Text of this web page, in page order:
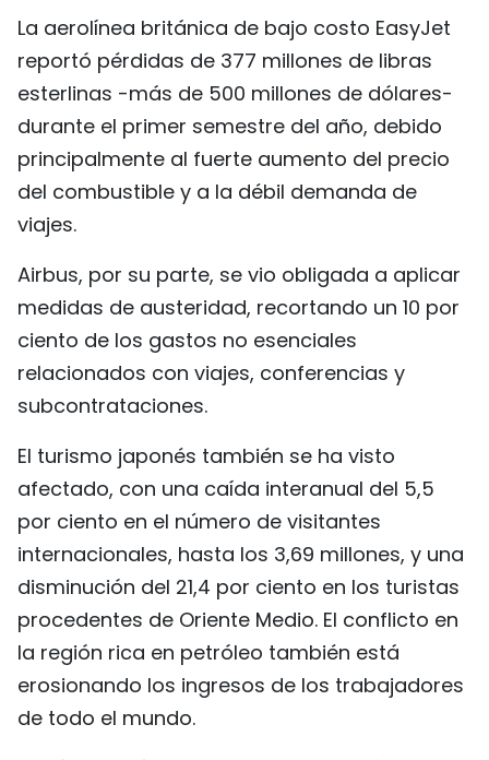
La aerolínea británica de bajo costo EasyJet
reportó pérdidas de 377 millones de libras
esterlinas -más de 500 millones de dólares-
durante el primer semestre del año, debido
principalmente al fuerte aumento del precio
del combustible y a la débil demanda de
viajes.
Airbus, por su parte, se vio obligada a aplicar
medidas de austeridad, recortando un 10 por
ciento de los gastos no esenciales
relacionados con viajes, conferencias y
subcontrataciones.
El turismo japonés también se ha visto
afectado, con una caída interanual del 5,5
por ciento en el número de visitantes
internacionales, hasta los 3,69 millones, y una
disminución del 21,4 por ciento en los turistas
procedentes de Oriente Medio. El conflicto en
la región rica en petróleo también está
erosionando los ingresos de los trabajadores
de todo el mundo.